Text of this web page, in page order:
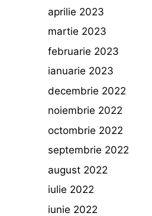
aprilie 2023
martie 2023
februarie 2023
ianuarie 2023
decembrie 2022
noiembrie 2022
octombrie 2022
septembrie 2022
august 2022
iulie 2022
iunie 2022